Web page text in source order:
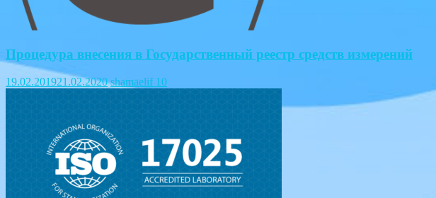
Процедура внесения в Государственный реестр средств измерений
19.02.201921.02.2020 shamaelif 10